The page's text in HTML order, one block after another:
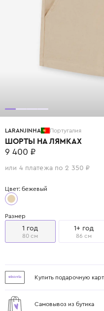
LARANJINHA Португалия
ШОРТЫ НА ЛЯМКАХ
9 400 ₽
или 4 платежа по 2 350 ₽
Цвет: бежевый
Размер
1 год
80 см
1+ год
86 см
Купить подарочную
Самовывоз из бутика